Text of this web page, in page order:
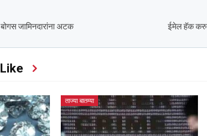
बोगस जामिनदारांना अटक ईमेल हॅक
ताज्या बातम्या